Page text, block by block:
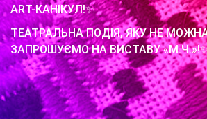
ART-КАНІКУЛ!✨
ТЕАТРАЛЬНА ПОДІЯ, ЯКУ НЕ
ЗАПРОШУЄМО НА ВИСТАВУ